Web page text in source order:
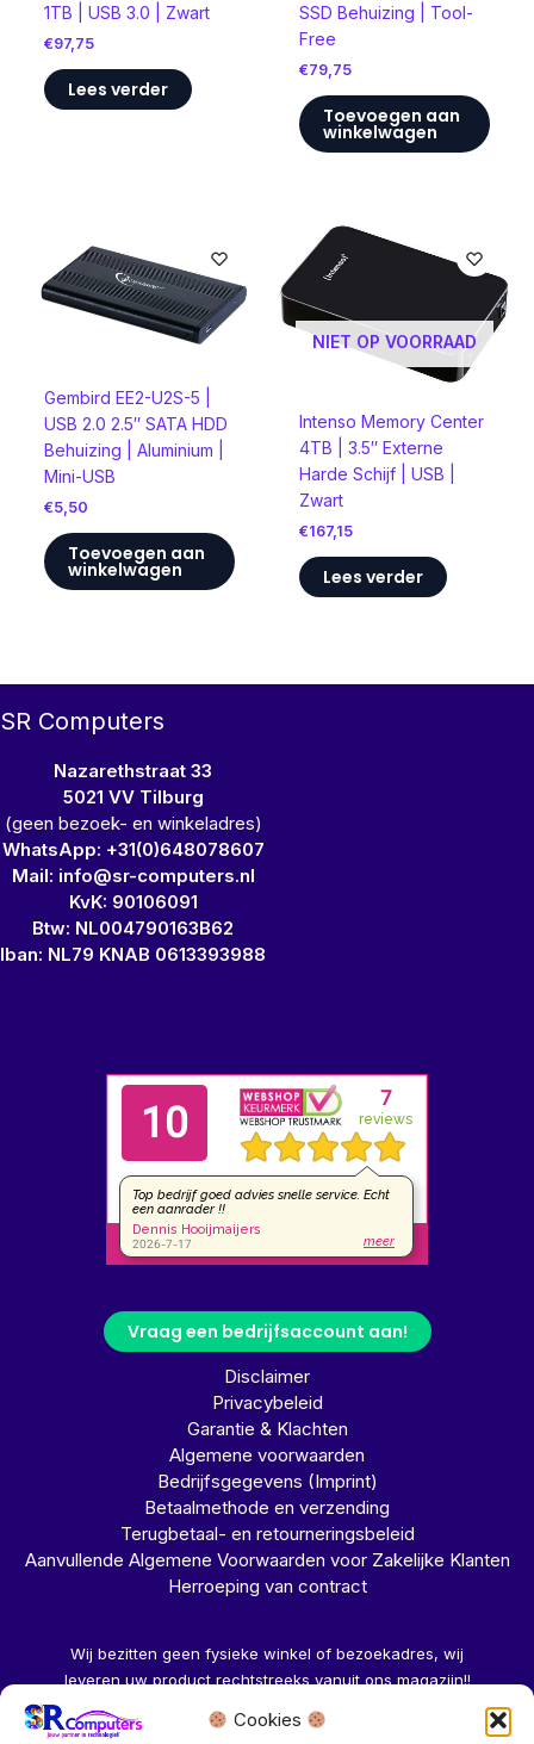
Cookies
1TB | USB 3.0 | Zwart
€97,75
Lees verder
SSD Behuizing | Tool-
Free
€79,75
Toevoegen aan
winkelwagen
Gembird EE2-U2S-5 |
USB 2.0 2.5″ SATA HDD
Behuizing | Aluminium |
Mini-USB
€5,50
Toevoegen aan
winkelwagen
NIET OP VOORRAAD
Intenso Memory Center
4TB | 3.5″ Externe
Harde Schijf | USB |
Zwart
€167,15
Lees verder
SR Computers
Nazarethstraat 33
5021 VV Tilburg
(geen bezoek- en winkeladres)
WhatsApp: +31(0)648078607
Mail: info@sr-computers.nl
KvK: 90106091
Btw: NL004790163B62
Iban: NL79 KNAB 0613393988
Vraag een bedrijfsaccount aan!
Disclaimer
Privacybeleid
Garantie & Klachten
Algemene voorwaarden
Bedrijfsgegevens (Imprint)
Betaalmethode en verzending
Terugbetaal- en retourneringsbeleid
Aanvullende Algemene Voorwaarden voor Zakelijke Klanten
Herroeping van contract
Wij bezitten geen fysieke winkel of bezoekadres, wij
leveren uw product rechtstreeks vanuit ons magazijn!!
Herroeping aanvragen →